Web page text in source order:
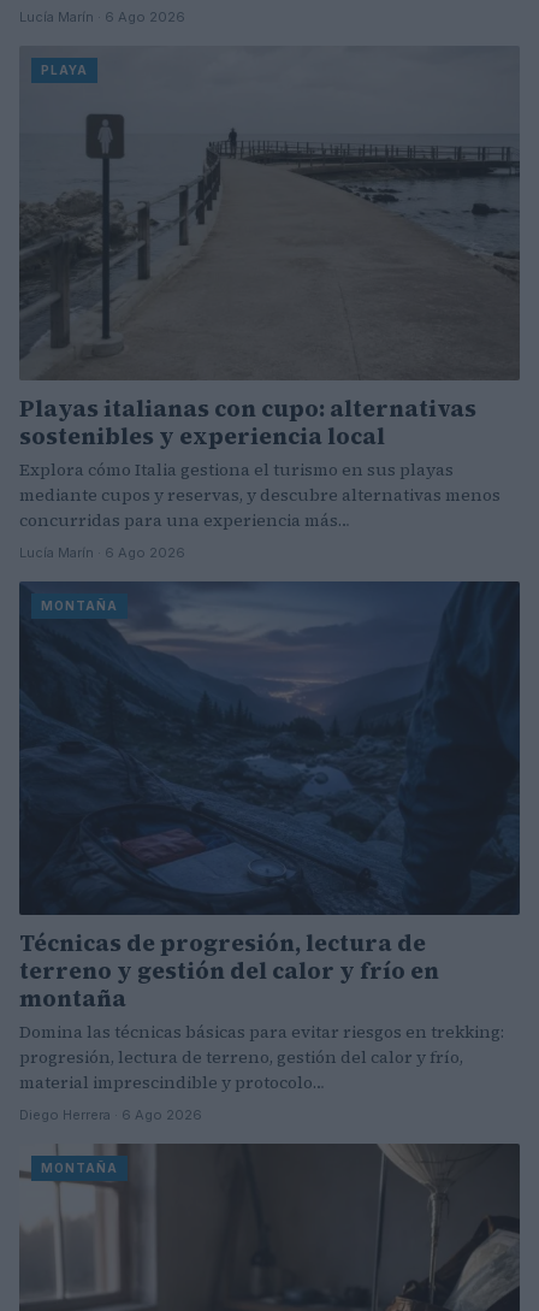
Lucía Marín · 6 Ago 2026
PLAYA
Playas italianas con cupo: alternativas
sostenibles y experiencia local
Explora cómo Italia gestiona el turismo en sus playas
mediante cupos y reservas, y descubre alternativas menos
concurridas para una experiencia más…
Lucía Marín · 6 Ago 2026
MONTAÑA
Técnicas de progresión, lectura de
terreno y gestión del calor y frío en
montaña
Domina las técnicas básicas para evitar riesgos en trekking:
progresión, lectura de terreno, gestión del calor y frío,
material imprescindible y protocolo…
Diego Herrera · 6 Ago 2026
MONTAÑA